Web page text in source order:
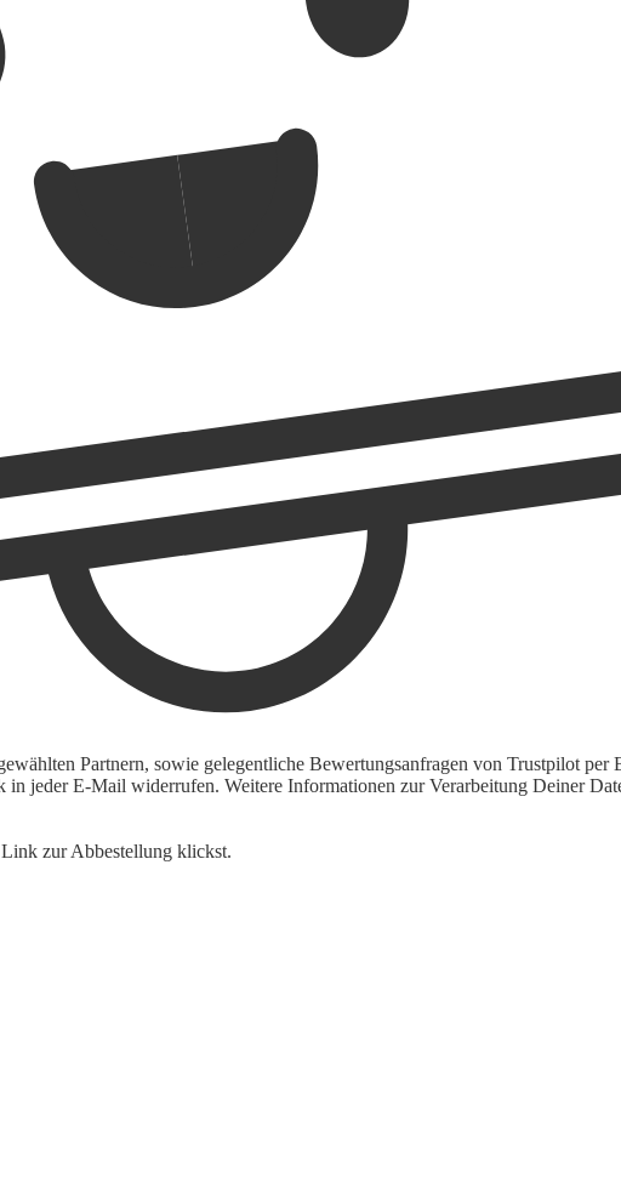
Partnern, sowie gelegentliche Bewertungsanfragen von Trustpilot
jeder E-Mail widerrufen. Weitere Informationen zur Verarbeitung Deiner
zur Abbestellung klickst.